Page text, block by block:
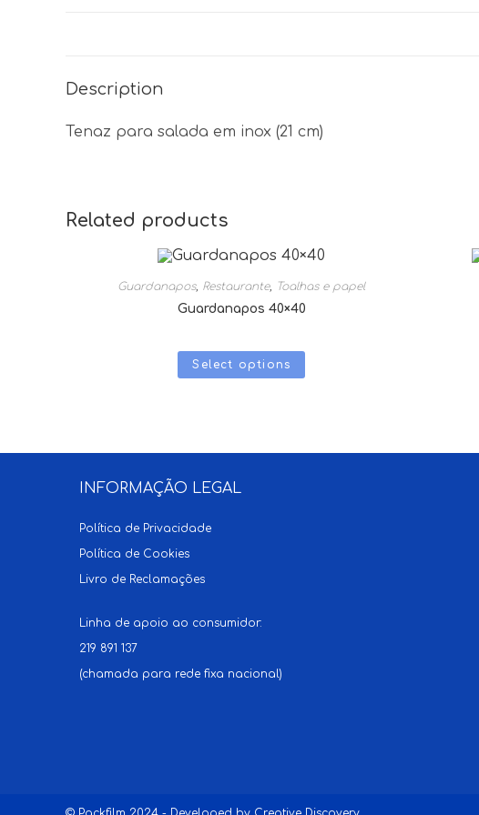
Description
Tenaz para salada em inox (21 cm)
Related products
Guardanapos, Restaurante, Toalhas e papel
Guardanapos 40×40
Select options
INFORMAÇÃO LEGAL
Política de Privacidade
Política de Cookies
Livro de Reclamações
Linha de apoio ao consumidor:
219 891 137
(chamada para rede fixa nacional)